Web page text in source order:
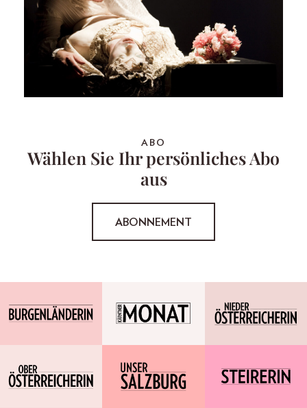
ABO
Wählen Sie Ihr persönliches Abo
aus
ABONNEMENT